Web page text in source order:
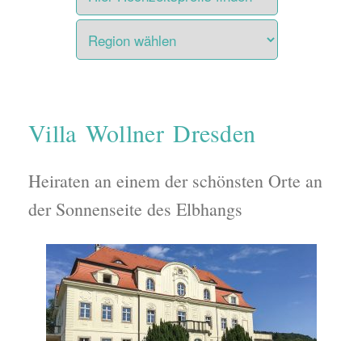
Villa Wollner Dresden
Heiraten an einem der schönsten Orte an
der Sonnenseite des Elbhangs